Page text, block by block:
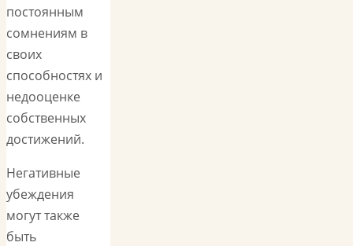
постоянным
сомнениям в
своих
способностях и
недооценке
собственных
достижений.
Негативные
убеждения
могут также
быть